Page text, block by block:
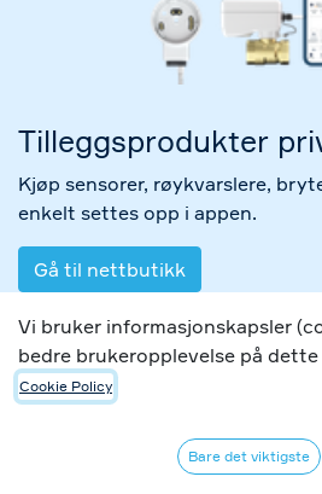
Tilleggsprodukter
Kjøp sensorer, røykvarslere,
enkelt settes opp i appen.
Gå til nettbutikk
Rørlegger og
Lekkasjesikring skal monteres av
installastør, finn din nærmeste
Vi bruker informasjonskapsler
bedre brukeropplevelse på
Cookie Policy
Bare det viktigste